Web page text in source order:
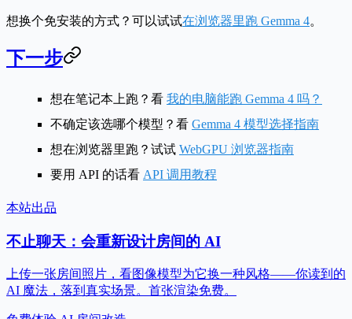
想换个免安装的方式？可以试试在浏览器里跑 Gemma 4。
下一步
想在笔记本上跑？看 我的电脑能跑 Gemma 4 吗？
不确定该选哪个模型？看 Gemma 4 模型选择指南
想在浏览器里跑？试试 WebGPU 浏览器指南
要用 API 的话看 API 调用教程
本站出品
不止聊天：会重新设计房间的 AI
上传一张房间照片，看图像模型为它换一种风格——你读到的
AI 魔法，落到真实场景。首张渲染免费。